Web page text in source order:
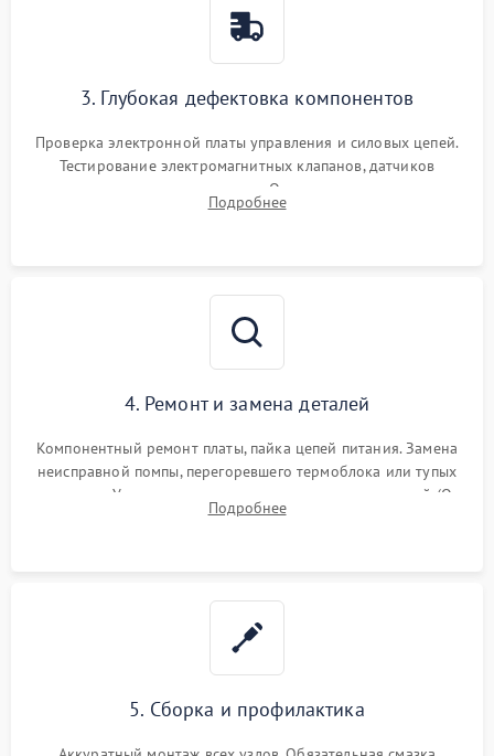
3. Глубокая дефектовка компонентов
Проверка электронной платы управления и силовых цепей.
Тестирование электромагнитных клапанов, датчиков
температуры и расходомера. Оценка степени износа
жерновов кофемолки, уплотнительных колец гидросистемы
Подробнее
4. Ремонт и замена деталей
Компонентный ремонт платы, пайка цепей питания. Замена
неисправной помпы, перегоревшего термоблока или тупых
жерновов. Установка новых силиконовых уплотнителей (O-
ring) и тефлоновых трубок для надежного устранения
Подробнее
5. Сборка и профилактика